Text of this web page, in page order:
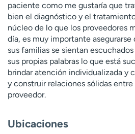
A
y
ú
d
a
m
e
a
e
c
paciente como me gustaría que
bien el diagnóstico y el
núcleo de lo que los proveedores
día, es muy importante
sus familias se sientan
sus propias palabras lo que está
brindar atención individualizada y
y construir relaciones sólidas
proveedor.
Ubicaciones